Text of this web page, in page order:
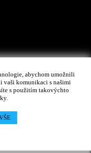
abychom umožnili
vaši komunikaci s našimi
s použitím takovýchto